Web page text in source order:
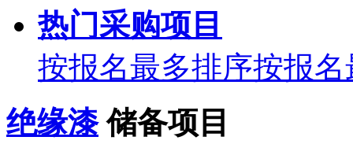
热门采购项目
按报名最多排序按报
绝缘漆 储备项目